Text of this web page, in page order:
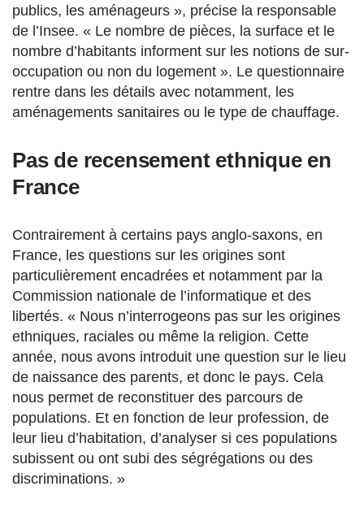
publics, les aménageurs », précise la responsable
de l’Insee. « Le nombre de pièces, la surface et le
nombre d’habitants informent sur les notions de sur-
occupation ou non du logement ». Le questionnaire
rentre dans les détails avec notamment, les
aménagements sanitaires ou le type de chauffage.
Pas de recensement ethnique en
France
Contrairement à certains pays anglo-saxons, en
France, les questions sur les origines sont
particulièrement encadrées et notamment par la
Commission nationale de l’informatique et des
libertés. « Nous n’interrogeons pas sur les origines
ethniques, raciales ou même la religion. Cette
année, nous avons introduit une question sur le lieu
de naissance des parents, et donc le pays. Cela
nous permet de reconstituer des parcours de
populations. Et en fonction de leur profession, de
leur lieu d’habitation, d’analyser si ces populations
subissent ou ont subi des ségrégations ou des
discriminations. »